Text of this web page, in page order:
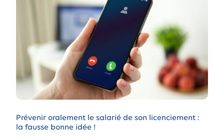
Prévenir oralement le salarié de son licenciement :
la fausse bonne idée !